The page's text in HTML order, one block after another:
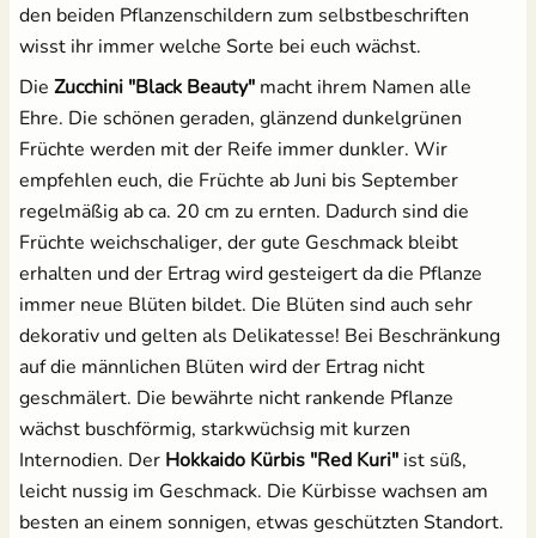
den beiden Pflanzenschildern zum selbstbeschriften
wisst ihr immer welche Sorte bei euch wächst.
Die Zucchini "Black Beauty" macht ihrem Namen alle
Ehre. Die schönen geraden, glänzend dunkelgrünen
Früchte werden mit der Reife immer dunkler. Wir
empfehlen euch, die Früchte ab Juni bis September
regelmäßig ab ca. 20 cm zu ernten. Dadurch sind die
Früchte weichschaliger, der gute Geschmack bleibt
erhalten und der Ertrag wird gesteigert da die Pflanze
immer neue Blüten bildet. Die Blüten sind auch sehr
dekorativ und gelten als Delikatesse! Bei Beschränkung
auf die männlichen Blüten wird der Ertrag nicht
geschmälert. Die bewährte nicht rankende Pflanze
wächst buschförmig, starkwüchsig mit kurzen
Internodien. Der Hokkaido Kürbis "Red Kuri" ist süß,
leicht nussig im Geschmack. Die Kürbisse wachsen am
besten an einem sonnigen, etwas geschützten Standort.
Zucchini
Zuckermais
Zuckerschoten